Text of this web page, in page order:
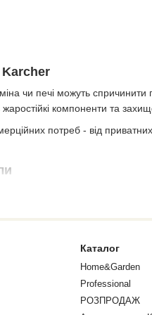
Karcher
чи печі можуть
компоненти та
потреб - від
фільтрації. Оснащена
Каталог
Home&Garden
Professional
РОЗПРОДАЖ